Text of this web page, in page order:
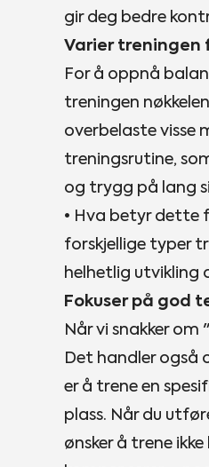
gir deg bedre
Varier treningen
For å oppnå
treningen
overbelaste visse
treningsrutine,
og trygg på lang
• Hva betyr
forskjellige typer
helhetlig utvikling
Fokuser på god
Når vi snakker
Det handler også
er å trene en
plass. Når du
ønsker å trene